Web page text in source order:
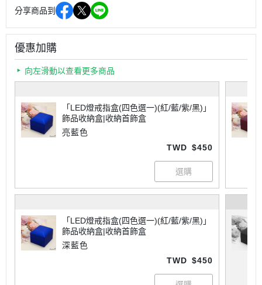
分享商品到
優惠加購
向左滑動以查看更多商品
「LED燈戒指盒(四色選一)(紅/藍/紫/黑)」
飾品收納盒|收納首飾盒
亮藍色
TWD $450
「LED燈戒指盒(四色選一)(紅/藍/紫/黑)」
飾品收納盒|收納首飾盒
深藍色
TWD $450